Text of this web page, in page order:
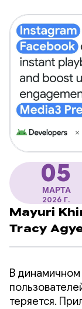
05
МАРТА
2026 Г.
Mayuri
Tracy
В
теряется.